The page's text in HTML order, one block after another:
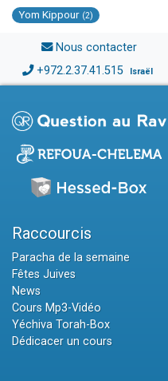
Yom Kippour (2)
Nous contacter
+972.2.37.41.515 Israël
Raccourcis
Paracha de la semaine
Fêtes Juives
News
Cours Mp3-Vidéo
Yéchiva Torah-Box
Dédicacer un cours